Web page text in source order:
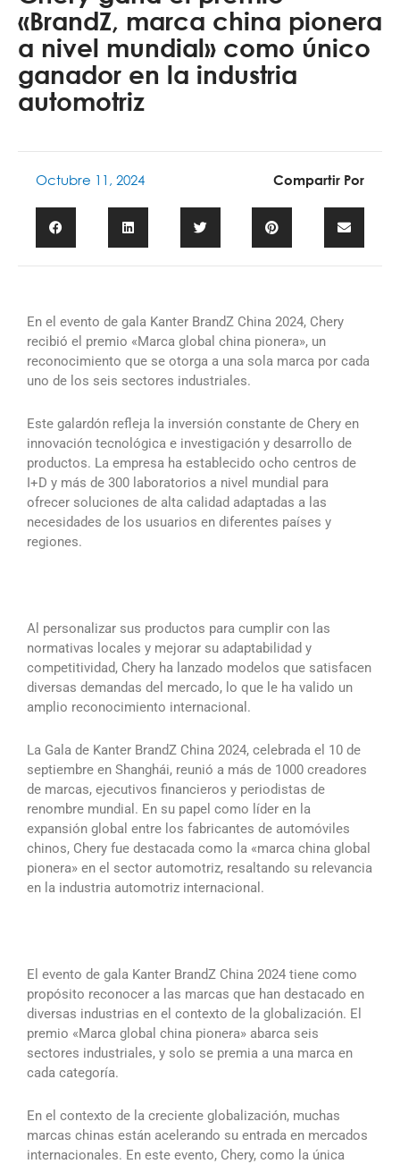
«BrandZ, marca china pionera
a nivel mundial» como único
ganador en la industria
automotriz
Octubre 11, 2024 Compartir Por
En el evento de gala Kanter BrandZ China 2024, Chery
recibió el premio «Marca global china pionera», un
reconocimiento que se otorga a una sola marca por cada
uno de los seis sectores industriales.
Este galardón refleja la inversión constante de Chery en
innovación tecnológica e investigación y desarrollo de
productos. La empresa ha establecido ocho centros de
I+D y más de 300 laboratorios a nivel mundial para
ofrecer soluciones de alta calidad adaptadas a las
necesidades de los usuarios en diferentes países y
regiones.
Al personalizar sus productos para cumplir con las
normativas locales y mejorar su adaptabilidad y
competitividad, Chery ha lanzado modelos que satisfacen
diversas demandas del mercado, lo que le ha valido un
amplio reconocimiento internacional.
La Gala de Kanter BrandZ China 2024, celebrada el 10 de
septiembre en Shanghái, reunió a más de 1000 creadores
de marcas, ejecutivos financieros y periodistas de
renombre mundial. En su papel como líder en la
expansión global entre los fabricantes de automóviles
chinos, Chery fue destacada como la «marca china global
pionera» en el sector automotriz, resaltando su relevancia
en la industria automotriz internacional.
El evento de gala Kanter BrandZ China 2024 tiene como
propósito reconocer a las marcas que han destacado en
diversas industrias en el contexto de la globalización. El
premio «Marca global china pionera» abarca seis
sectores industriales, y solo se premia a una marca en
cada categoría.
En el contexto de la creciente globalización, muchas
marcas chinas están acelerando su entrada en mercados
internacionales. En este evento, Chery, como la única